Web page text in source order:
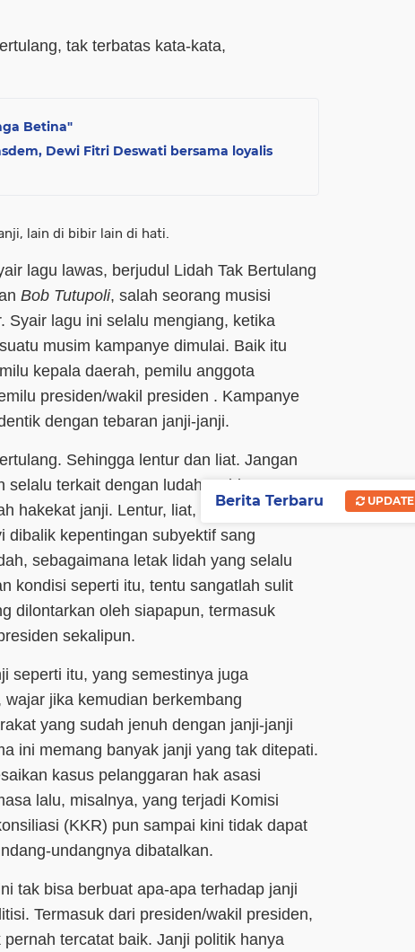
tak terbatas kata-kata,
Betina"
Dewi Fitri Deswati bersama loyalis
lain di bibir lain di hati.
lagu lawas, berjudul Lidah Tak Bertulang
Bob Tutupoli, salah seorang musisi
Syair lagu ini selalu mengiang, ketika
musim kampanye dimulai. Baik itu
kepala daerah, pemilu anggota
presiden/wakil presiden . Kampanye
dengan tebaran janji-janji.
Sehingga lentur dan liat. Jangan
selalu terkait dengan ludah, sehingga
hakekat janji. Lentur, liat, basah, dan licin.
dibalik kepentingan subyektif sang
sebagaimana letak lidah yang selalu
kondisi seperti itu, tentu sangatlah sulit
dilontarkan oleh siapapun, termasuk
sekalipun.
seperti itu, yang semestinya juga
wajar jika kemudian berkembang
yang sudah jenuh dengan janji-janji
ini memang banyak janji yang tak ditepati.
kasus pelanggaran hak asasi
lalu, misalnya, yang terjadi Komisi
(KKR) pun sampai kini tidak dapat
undangnya dibatalkan.
tak bisa berbuat apa-apa terhadap janji
Termasuk dari presiden/wakil presiden,
tercatat baik. Janji politik hanya
Berita Terbaru UPDATE